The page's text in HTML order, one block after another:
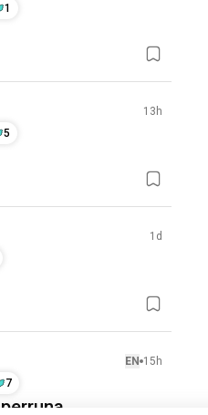
1
13h
5
1d
EN 15h
7